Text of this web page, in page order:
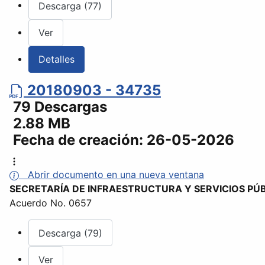
Descarga (77)
Ver
Detalles
20180903 - 34735
79 Descargas
2.88 MB
Fecha de creación: 26-05-2026
Abrir documento en una nueva ventana
SECRETARÍA DE INFRAESTRUCTURA Y SERVICIOS
Acuerdo No. 0657
Descarga (79)
Ver